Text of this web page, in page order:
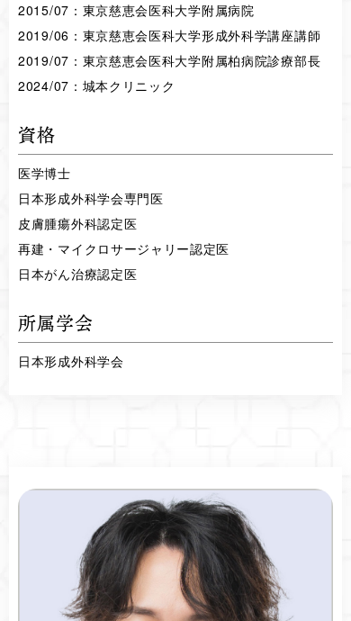
2015/07：東京慈恵会医科大学附属病院
2019/06：東京慈恵会医科大学形成外科学講座講師
2019/07：東京慈恵会医科大学附属柏病院診療部長
2024/07：城本クリニック
資格
医学博士
日本形成外科学会専門医
皮膚腫瘍外科認定医
再建・マイクロサージャリー認定医
日本がん治療認定医
所属学会
日本形成外科学会